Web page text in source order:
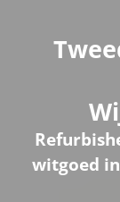
witgoed